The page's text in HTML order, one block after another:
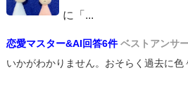
に「 ...
恋愛マスター&AI回答6件 ベストアンサ
いかがわかりません。おそらく過去に色